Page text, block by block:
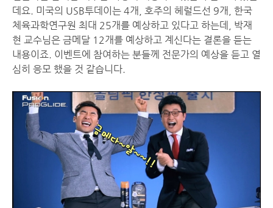
데요. 미국의 USB투데이는 4개, 호주의 헤럴드선 9개, 한국
체육과학연구원 최대 25개를 예상하고 있다고 하는데, 박재
현 교수님은 금메달 12개를 예상하고 계신다는 결론을 듣는
내용이죠. 이벤트에 참여하는 분들께 전문가의 예상을 듣고 열
심히 응모 했을 것 같습니다.